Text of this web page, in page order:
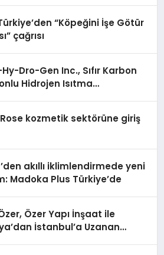
“Köpeğini İşe Götür
çağrısı
Dro-Gen Inc., Sıfır Karbon
Hidrojen Isıtma
kozmetik sektörüne giriş
akıllı iklimlendirmede yeni
Madoka Plus Türkiye’de
Özer Yapı İnşaat ile
İstanbul’a Uzanan